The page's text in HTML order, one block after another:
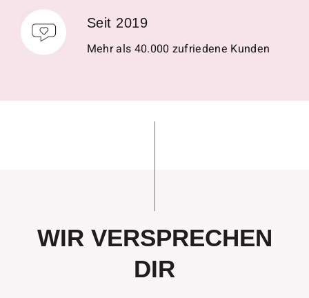
Seit 2019
Mehr als 40.000 zufriedene Kunden
WIR VERSPRECHEN
DIR